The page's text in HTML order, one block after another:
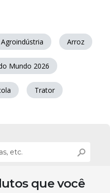
Agroindústria Arroz
Mundo 2026
Trator
que você